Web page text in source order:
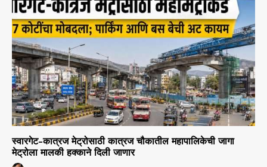
स्वारगेट-कात्रज मेट्रोसाठी कात्रज चौकातील महापालिकेची जागा
मेट्रोला मालकी हक्काने दिली जाणार